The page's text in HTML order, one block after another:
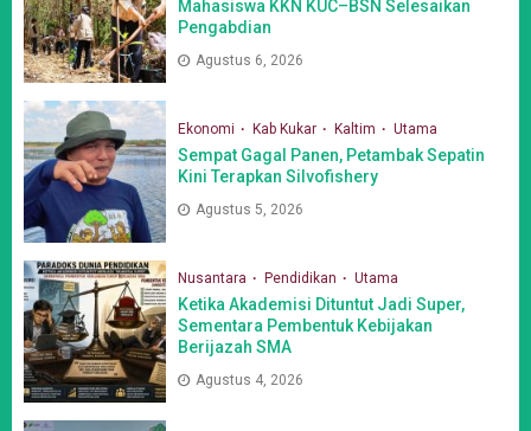
Mahasiswa KKN KUC–BSN Selesaikan
Pengabdian
Agustus 6, 2026
Ekonomi Kab Kukar Kaltim Utama
Sempat Gagal Panen, Petambak Sepatin
Kini Terapkan Silvofishery
Agustus 5, 2026
Nusantara Pendidikan Utama
Ketika Akademisi Dituntut Jadi Super,
Sementara Pembentuk Kebijakan
Berijazah SMA
Agustus 4, 2026